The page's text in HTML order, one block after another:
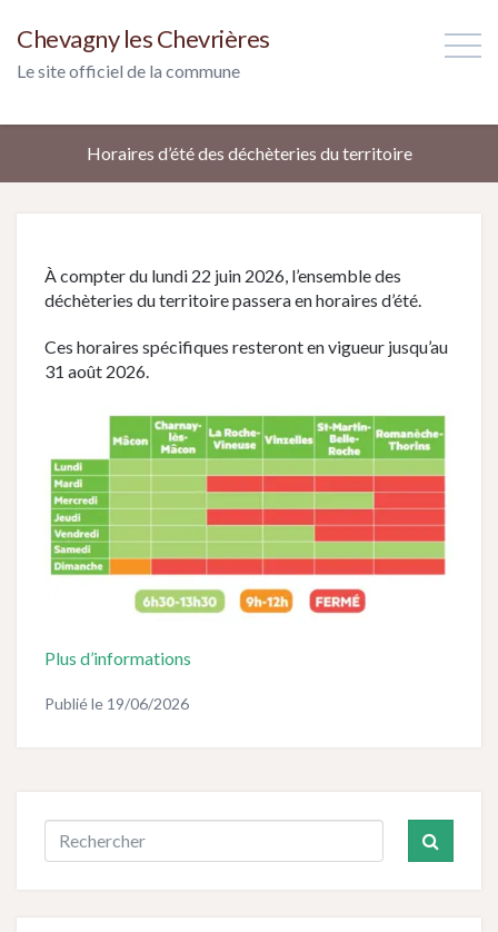
Chevagny les Chevrières
Le site officiel de la commune
Horaires d’été des déchèteries du territoire
À compter du lundi 22 juin 2026, l’ensemble des
déchèteries du territoire passera en horaires d’été.
Ces horaires spécifiques resteront en vigueur jusqu’au
31 août 2026.
Plus d’informations
Publié le 19/06/2026